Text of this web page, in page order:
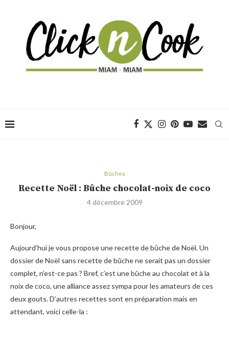
Bûches
Recette Noël : Bûche chocolat-noix de coco
4 décembre 2009
Bonjour,
Aujourd’hui je vous propose une recette de bûche de Noël. Un
dossier de Noël sans recette de bûche ne serait pas un dossier
complet, n’est-ce pas ? Bref, c’est une bûche au chocolat et à la
noix de coco, une alliance assez sympa pour les amateurs de ces
deux gouts. D’autres recettes sont en préparation mais en
attendant, voici celle-la :